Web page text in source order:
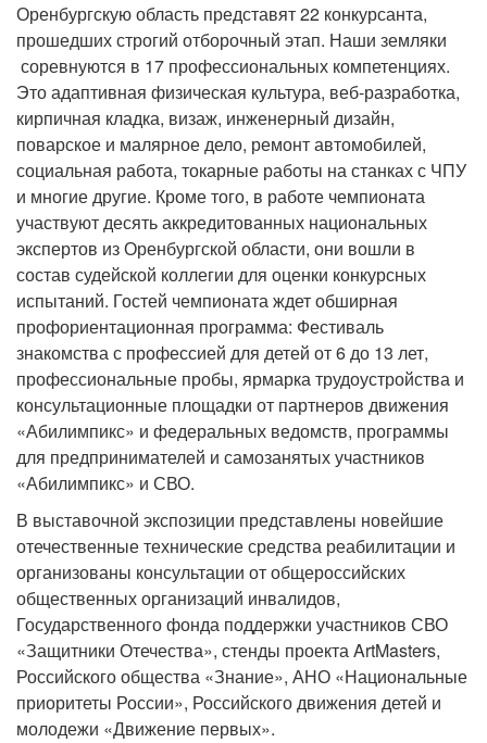
Оренбургскую область представят 22 конкурсанта,
прошедших строгий отборочный этап. Наши земляки
соревнуются в 17 профессиональных компетенциях.
Это адаптивная физическая культура, веб-разработка,
кирпичная кладка, визаж, инженерный дизайн,
поварское и малярное дело, ремонт автомобилей,
социальная работа, токарные работы на станках с ЧПУ
и многие другие. Кроме того, в работе чемпионата
участвуют десять аккредитованных национальных
экспертов из Оренбургской области, они вошли в
состав судейской коллегии для оценки конкурсных
испытаний. Гостей чемпионата ждет обширная
профориентационная программа: Фестиваль
знакомства с профессией для детей от 6 до 13 лет,
профессиональные пробы, ярмарка трудоустройства и
консультационные площадки от партнеров движения
«Абилимпикс» и федеральных ведомств, программы
для предпринимателей и самозанятых участников
«Абилимпикс» и СВО.
В выставочной экспозиции представлены новейшие
отечественные технические средства реабилитации и
организованы консультации от общероссийских
общественных организаций инвалидов,
Государственного фонда поддержки участников СВО
«Защитники Отечества», стенды проекта ArtMasters,
Российского общества «Знание», АНО «Национальные
приоритеты России», Российского движения детей и
молодежи «Движение первых».